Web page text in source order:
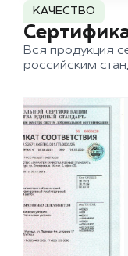
КАЧЕСТВО
Вся продукция
российским